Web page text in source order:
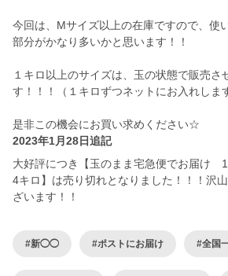
今回は、Mサイズ以上の在庫ですので、使
部分がかなり多いかと思います！！
１キロ以上のサイズは、玉の状態で販売さ
す！！！（１キロずつネットにお入れしま
是非この機会にお買い求めください☆
2023年1月28日追記
大好評につき【玉のまま宅急便でお届け 1
4キロ】は売り切れとなりました！！！沢
ざいます！！
#新◯◯ #ポストにお届け #全国